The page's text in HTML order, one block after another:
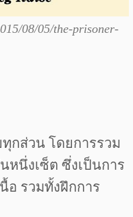
08/05/the-prisoner-
ทุกส่วน โดยการรวม
หนึ่งเซ็ต ซึ่งเป็นการ
อ รวมทั้งฝึกการ